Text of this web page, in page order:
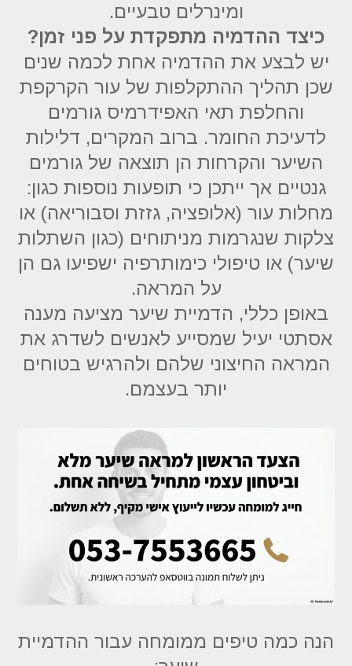
ומינרלים טבעיים.
כיצד ההדמיה מתפקדת על פני זמן?
יש לבצע את ההדמיה אחת לכמה שנים
שכן תהליך ההתקלפות של עור הקרקפת
והחלפת תאי האפידרמיס גורמים
לדעיכת החומר. ברוב המקרים, דלילות
השיער והקרחות הן תוצאה של גורמים
גנטיים אך ייתכן כי תופעות נוספות כגון:
מחלות עור (אלופציה, גזזת וסבוריאה) או
צלקות שנגרמות מניתוחים (כגון השתלות
שיער) או טיפולי כימותרפיה ישפיעו גם הן
על המראה.
באופן כללי, הדמיית שיער מציעה מענה
אסתטי יעיל שמסייע לאנשים לשדרג את
המראה החיצוני שלהם ולהרגיש בטוחים
יותר בעצמם.
הנה כמה טיפים ממומחה עבור ההדמיית